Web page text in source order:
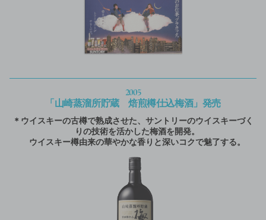
2005
「山崎蒸溜所貯蔵 焙煎樽仕込梅酒」発売
＊ウイスキーの古樽で熟成させた、サントリーのウイスキーづく
りの技術を活かした梅酒を開発。
ウイスキー樽由来の華やかな香りと深いコクで魅了する。